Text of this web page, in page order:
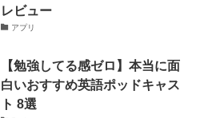
レビュー
アプリ
【勉強してる感ゼロ】本当に面
白いおすすめ英語ポッドキャス
ト 8選